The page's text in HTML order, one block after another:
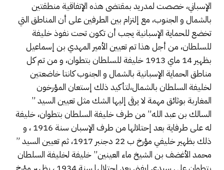
الإسباني، خصصت لمدريد بمقتضى هذه الإتفاقية منطقتين
بالشمال و الجنوب، مع إلتزام بين الطرفين على أن المناطق التي
تخضع للحماية الإسبانية يجب أن تكون تحت نفوذ خليفة
للسلطان، من أجل هذا تم تعيين الأمير المهدي بن إسماعيل
بظهير 14 ماي 1913 خليفة للسلطان بتطوان، و من تم كل
مناطق الحماية الإسبانية بالشمال و الجنوب كانتا خاضعتين
لخليفة السلطان بالشمال،لتأكيد ذلك إستعان المؤرخون
المغاربة بوثائق مهمة لا يرقى إليها الشك مثل تعيين السيد ”
السالك بن عبد الله” من طرف خليفة السلطان بتطوان، خليفة
له على طرفاية بعد إحتلالها من طرف الإسبان سنة 1916 ، و
ذلك بظهير خليفي مؤرخ ب 22 دجنبر 1917، ثم تعيين السيد ”
محمد الأغضف بن الشيخ ماء العينين” خليفة لخليفة السلطان